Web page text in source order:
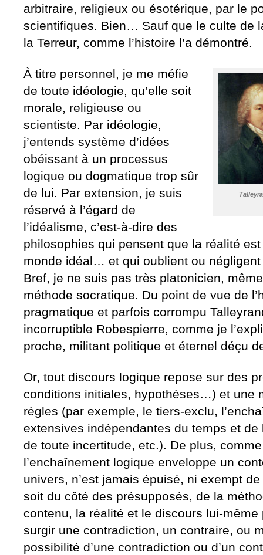
arbitraire, religieux ou ésotérique, par le
scientifiques. Bien… Sauf que le culte de
la Terreur, comme l’histoire l’a démontré.
À titre personnel, je me méfie
de toute idéologie, qu’elle soit
morale, religieuse ou
scientiste. Par idéologie,
j’entends système d’idées
obéissant à un processus
logique ou dogmatique trop sûr
de lui. Par extension, je suis
réservé à l’égard de
l’idéalisme, c’est-à-dire des
philosophies qui pensent que la réalité
monde idéal… et qui oublient ou
Bref, je ne suis pas très platonicien,
méthode socratique. Du point de vue de
pragmatique et parfois corrompu
incorruptible Robespierre, comme je
proche, militant politique et éternel déçu
Or, tout discours logique repose sur des
conditions initiales, hypothèses…) et une
règles (par exemple, le tiers-exclu,
extensives indépendantes du temps et de
de toute incertitude, etc.). De plus,
l’enchaînement logique enveloppe un
univers, n’est jamais épuisé, ni exempt
soit du côté des présupposés, de la
contenu, la réalité et le discours lui-
surgir une contradiction, un contraire, ou
possibilité d’une contradiction ou d’un